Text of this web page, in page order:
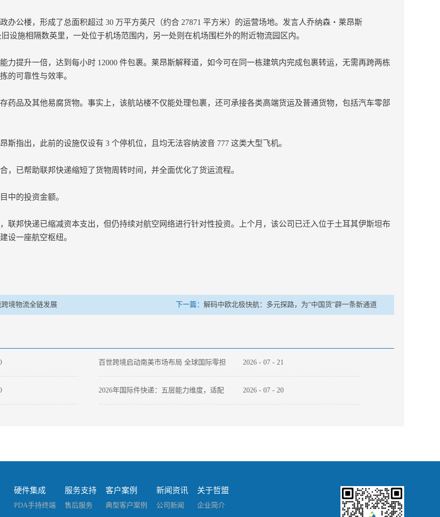
公楼，形成了总面积超过 30 万平方英尺（约合 27871 平方米）的运营场地。发言人乔纳森・莱昂斯
旧设施相隔数英里，一处位于机场范围内，另一处则在机场围栏外的附近物流园区内。
提升一倍，达到每小时 12000 件包裹。莱昂斯解释道，如今可在同一栋建筑内完成包裹转运，无需再跨两栋
的可靠性与效率。
品及其他易腐货物。事实上，该航站楼不仅能处理包裹，还可承接各类高端货运及普通货物，包括汽车零部
指出，此前的设施仅设有 3 个停机位，且均无法容纳波音 777 这类大型飞机。
已帮助联邦快递缩短了货物周转时间，并全面优化了货运流程。
的投资金额。
邦快递已缩减资本支出，但仍持续对航空网络进行针对性投资。上个月，该公司已迁入位于土耳其伊斯坦布
设一座航空枢纽。
境物流全链发展 下一篇： 解码中欧北极快航：多元探路，为“中国货”辟一条新通道
百世跨境启动南美市场布局 全球国际零担
物流网络进入第二阶段
2026 - 07 - 21
2026年国际件快递：五层能力维度，适配 2026 - 07 - 20
硬件集成
PDA手持终端
服务支持
售后服务
客户案例
典型客户案例
新闻资讯
公司新闻
关于哲盟
企业简介